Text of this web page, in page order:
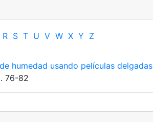
R S T U V W X Y Z
humedad usando películas delgadas
76-82